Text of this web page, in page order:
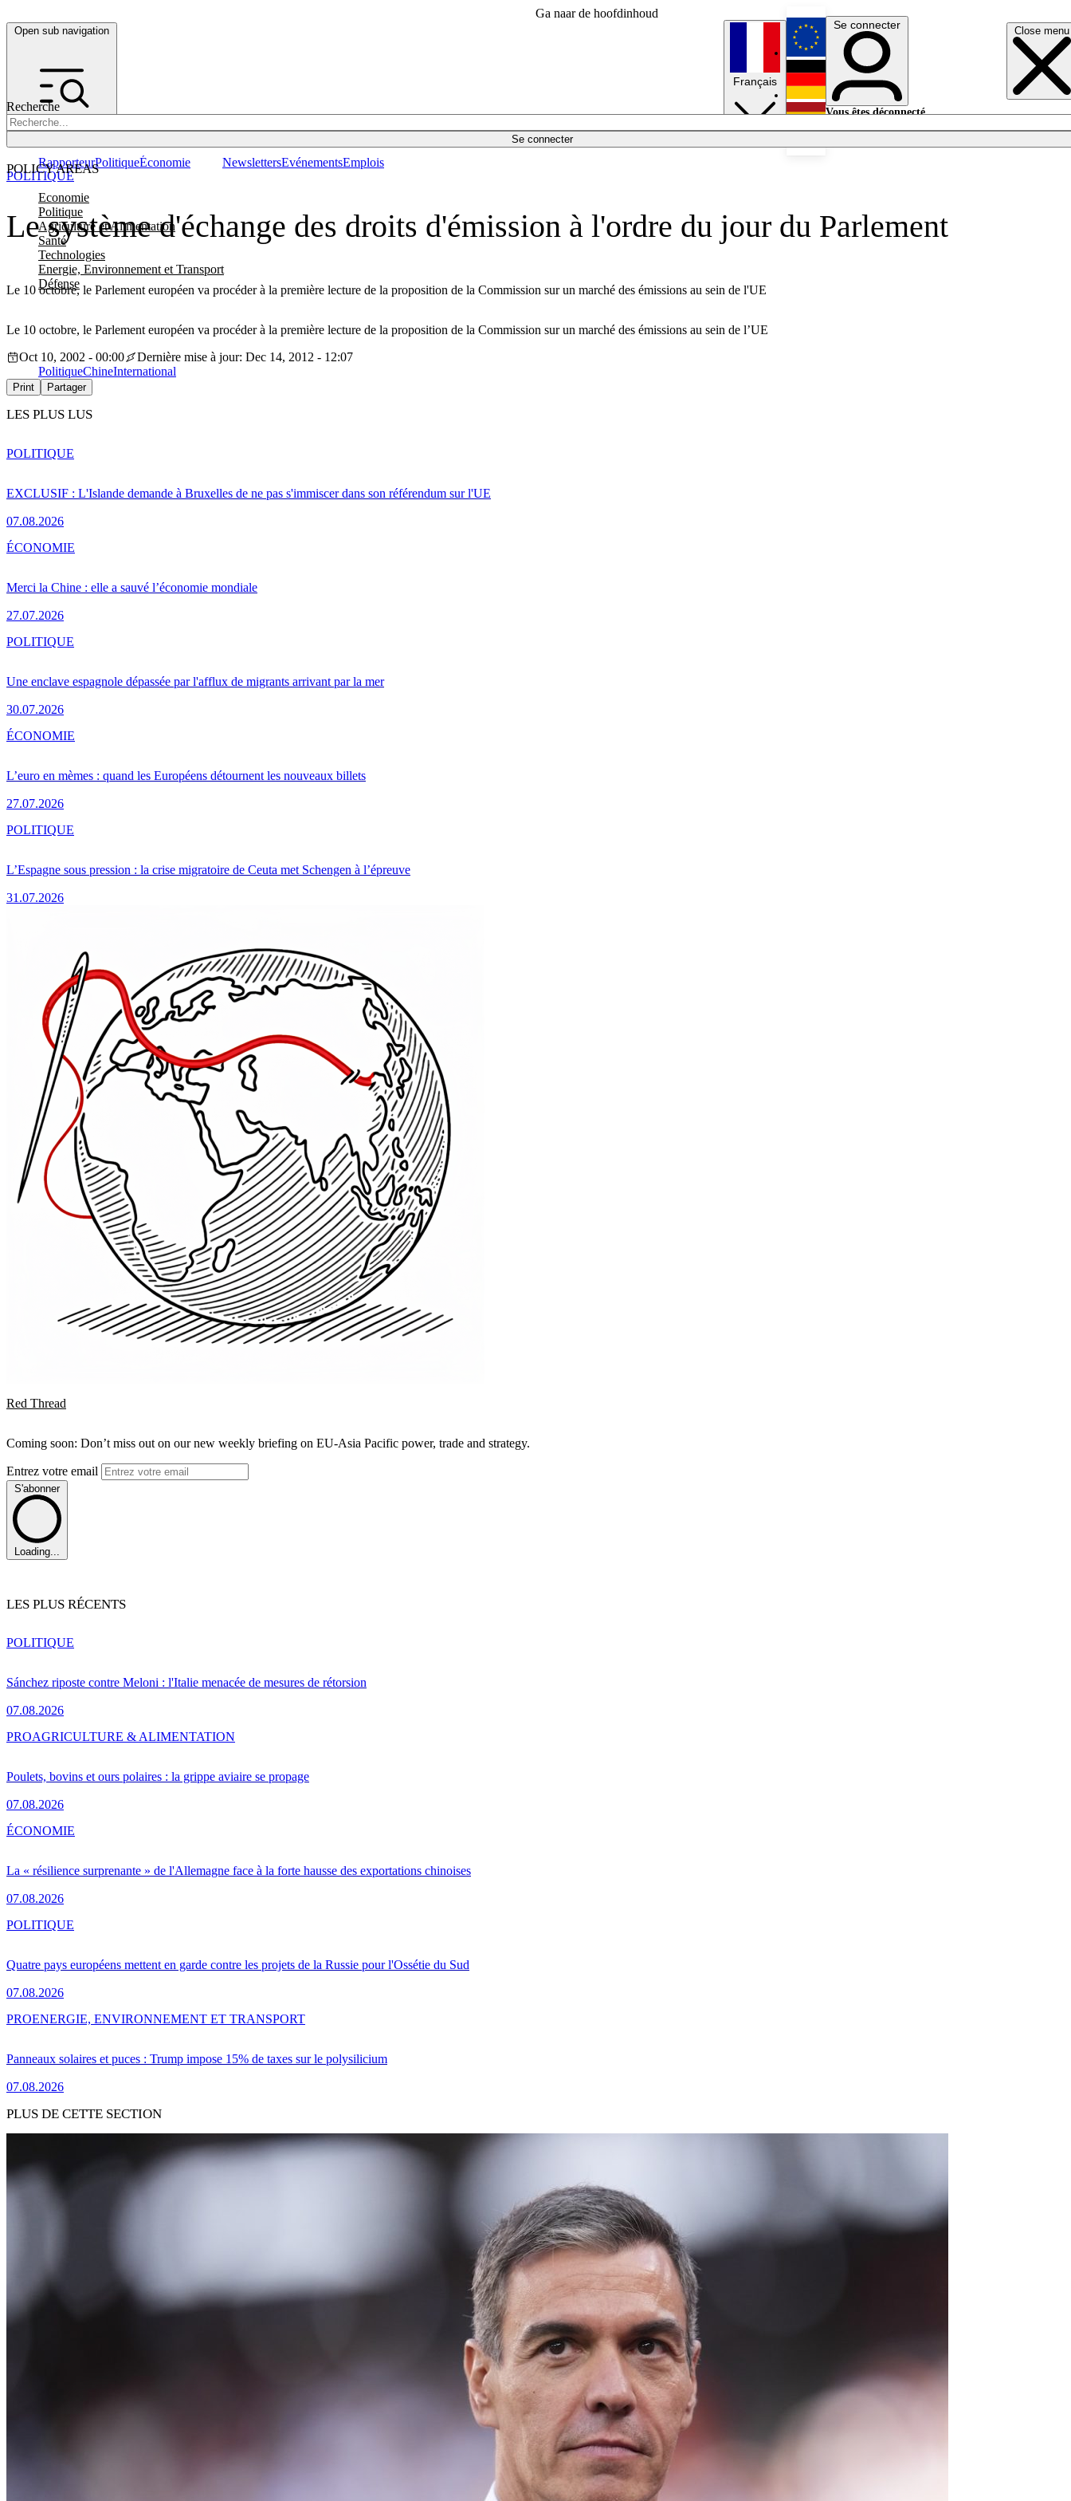
Ga naar de hoofdinhoud
Open sub navigation Close menu
Recherche
Se connecter
POLICY AREAS
Economie
Politique
Agriculture et Alimentation
Santé
Technologies
Energie, Environnement et Transport
Défense
RapporteurPolitiqueÉconomie NewslettersEvénementsEmplois
Français
English
Deutsch
Se connecter
Vous êtes déconnecté.
Le système d'échange des droits d'émission à l'ordre du jour du Parlement
Le 10 octobre, le Parlement européen va procéder à la première lecture de la proposition de la Commission sur un marché des émissions au sein de l'UE
POLITIQUE
Le 10 octobre, le Parlement européen va procéder à la première lecture de la proposition de la Commission sur un marché des émissions au sein de l’UE
Oct 10, 2002 - 00:00
Dernière mise à jour: Dec 14, 2012 - 12:07
PolitiqueChineInternational
Print Partager
LES PLUS LUS
EXCLUSIF : L'Islande demande à Bruxelles de ne pas s'immiscer dans son référendum sur l'UE
07.08.2026
POLITIQUE
Merci la Chine : elle a sauvé l’économie mondiale
27.07.2026
ÉCONOMIE
Une enclave espagnole dépassée par l'afflux de migrants arrivant par la mer
30.07.2026
POLITIQUE
L’euro en mèmes : quand les Européens détournent les nouveaux billets
27.07.2026
ÉCONOMIE
L’Espagne sous pression : la crise migratoire de Ceuta met Schengen à l’épreuve
31.07.2026
POLITIQUE
Red Thread
Coming soon: Don’t miss out on our new weekly briefing on EU-Asia Pacific power, trade and strategy.
Entrez votre email
S'abonner
Loading...
LES PLUS RÉCENTS
Sánchez riposte contre Meloni : l'Italie menacée de mesures de rétorsion
07.08.2026
POLITIQUE
Poulets, bovins et ours polaires : la grippe aviaire se propage
07.08.2026
PROAGRICULTURE & ALIMENTATION
La « résilience surprenante » de l'Allemagne face à la forte hausse des exportations chinoises
07.08.2026
ÉCONOMIE
Quatre pays européens mettent en garde contre les projets de la Russie pour l'Ossétie du Sud
07.08.2026
POLITIQUE
Panneaux solaires et puces : Trump impose 15% de taxes sur le polysilicium
07.08.2026
PROENERGIE, ENVIRONNEMENT ET TRANSPORT
PLUS DE CETTE SECTION